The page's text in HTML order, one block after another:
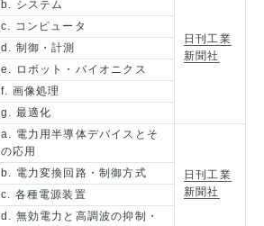
日刊工業
新聞社
b. システム
c. コンピュータ
d. 制御・計測
e. ロボット・バイオニクス
f. 画像処理
g. 最適化
a. 電力用半導体デバイスとそ
の応用
日刊工業
新聞社
b. 電力変換回路・制御方式
c. 各種電源装置
d. 無効電力と高調波の抑制・